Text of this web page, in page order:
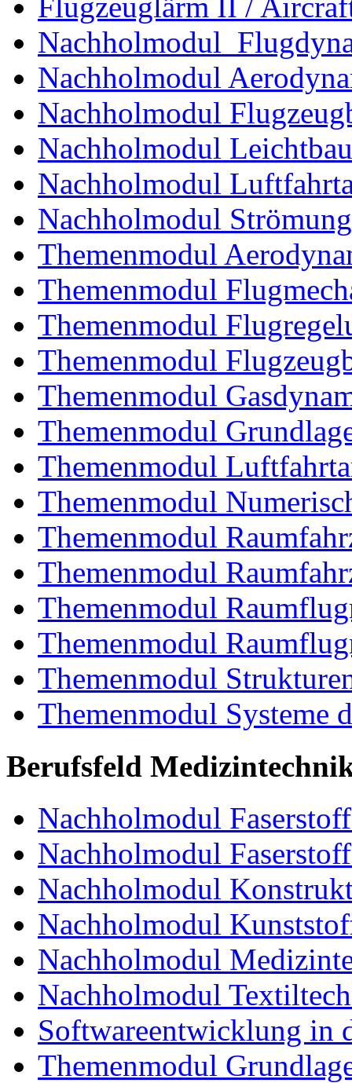
Flugzeuglärm II /
Nachholmodul
Nachholmodul
Nachholmodul
Nachholmodul Leichtbau
Nachholmodul
Nachholmodul
Themenmodul
Themenmodul
Themenmodul
Themenmodul
Themenmodul
Themenmodul
Themenmodul
Themenmodul
Themenmodul
Themenmodul
Themenmodul
Themenmodul
Themenmodul
Themenmodul Systeme
Berufsfeld
Nachholmodul
Nachholmodul
Nachholmodul
Nachholmodul
Nachholmodul
Nachholmodul
Softwareentwicklung in
Themenmodul